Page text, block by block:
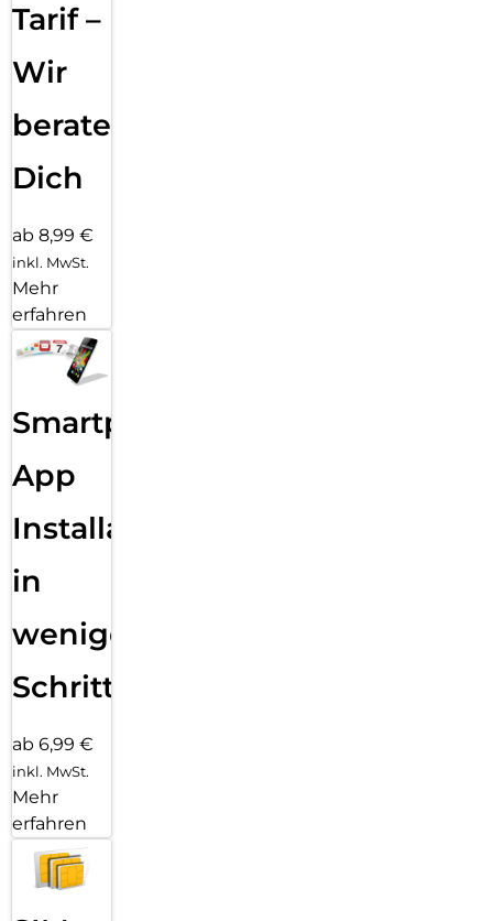
Tarif –
Wir
beraten
Dich
ab 8,99 €
inkl. MwSt.
Mehr
erfahren
Smartphone
App
Installation
in
wenigen
Schritten
ab 6,99 €
inkl. MwSt.
Mehr
erfahren